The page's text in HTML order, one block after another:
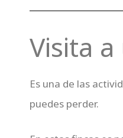
Visita
Es una de las
puedes perder.